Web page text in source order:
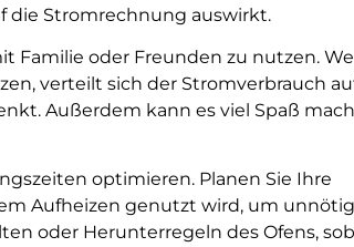
die Stromrechnung auswirkt.
Familie oder Freunden zu nutzen.
verteilt sich der Stromverbrauch
Außerdem kann es viel Spaß
optimieren. Planen Sie Ihre
Aufheizen genutzt wird, um
oder Herunterregeln des Ofens,